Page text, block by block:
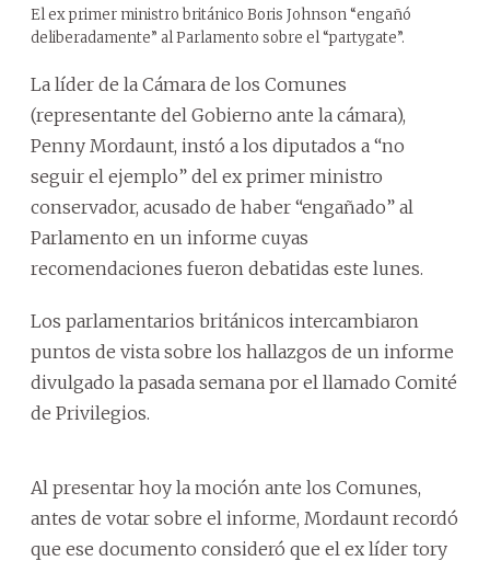
El ex primer ministro británico Boris Johnson “engañó
deliberadamente” al Parlamento sobre el “partygate”.
La líder de la Cámara de los Comunes
(representante del Gobierno ante la cámara),
Penny Mordaunt, instó a los diputados a “no
seguir el ejemplo” del ex primer ministro
conservador, acusado de haber “engañado” al
Parlamento en un informe cuyas
recomendaciones fueron debatidas este lunes.
Los parlamentarios británicos intercambiaron
puntos de vista sobre los hallazgos de un informe
divulgado la pasada semana por el llamado Comité
de Privilegios.
Al presentar hoy la moción ante los Comunes,
antes de votar sobre el informe, Mordaunt recordó
que ese documento consideró que el ex líder tory